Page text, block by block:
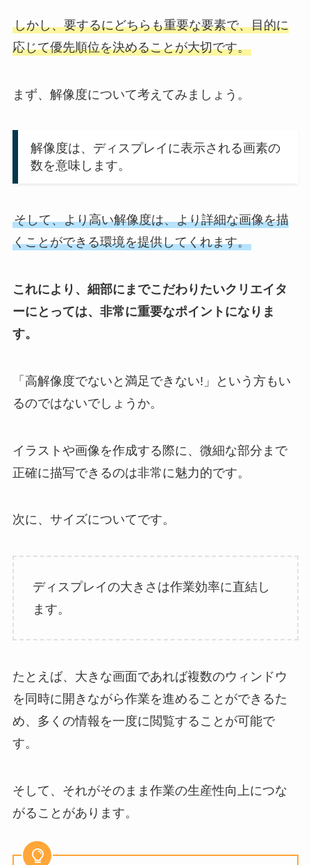
しかし、要するにどちらも重要な要素で、目的に
応じて優先順位を決めることが大切です。
まず、解像度について考えてみましょう。
解像度は、ディスプレイに表示される画素の
数を意味します。
そして、より高い解像度は、より詳細な画像を描
くことができる環境を提供してくれます。
これにより、細部にまでこだわりたいクリエイタ
ーにとっては、非常に重要なポイントになりま
す。
「高解像度でないと満足できない!」という方もい
るのではないでしょうか。
イラストや画像を作成する際に、微細な部分まで
正確に描写できるのは非常に魅力的です。
次に、サイズについてです。
ディスプレイの大きさは作業効率に直結し
ます。
たとえば、大きな画面であれば複数のウィンドウ
を同時に開きながら作業を進めることができるた
め、多くの情報を一度に閲覧することが可能で
す。
そして、それがそのまま作業の生産性向上につな
がることがあります。